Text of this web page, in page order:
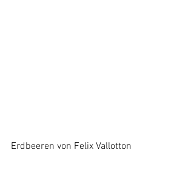
Erdbeeren von Felix Vallotton